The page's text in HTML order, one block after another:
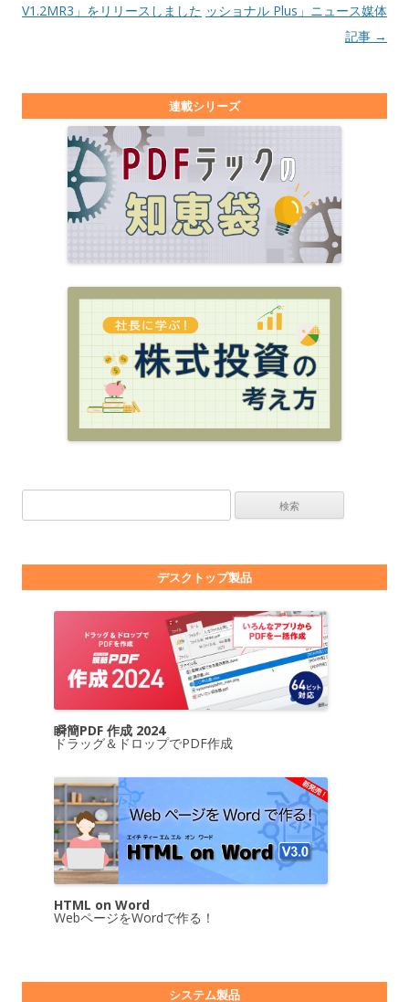
V1.2MR3」をリリースしました ッショナル Plus」ニュース媒体
記事 →
連載シリーズ
デスクトップ製品
瞬簡PDF 作成 2024
ドラッグ＆ドロップでPDF作成
HTML on Word
WebページをWordで作る！
システム製品